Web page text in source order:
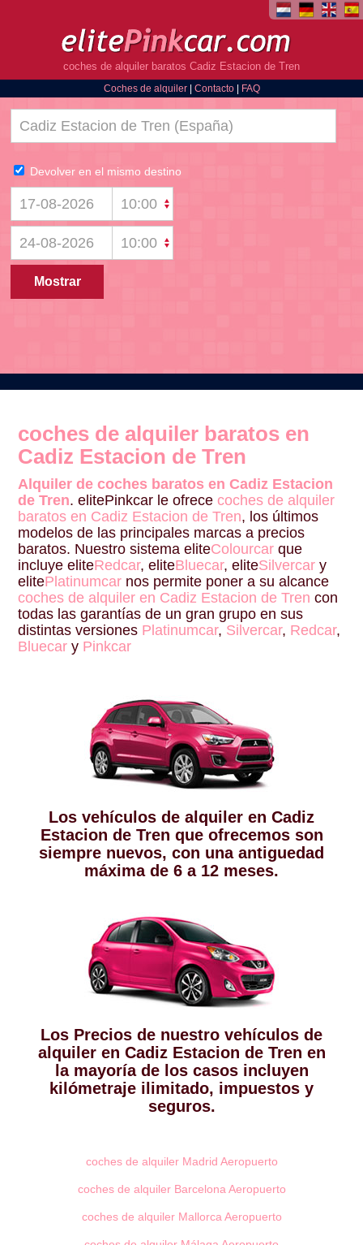
coches de alquiler baratos Cadiz Estacion de Tren
Coches de alquiler| Contacto| FAQ
coches de alquiler baratos en
Cadiz Estacion de Tren
Alquiler de coches baratos en Cadiz Estacion
de Tren. elitePinkcar le ofrececoches de alquiler
baratos en Cadiz Estacion de Tren, los últimos
modelos de las principales marcas a precios
baratos. Nuestro sistema eliteColourcar que
incluye eliteRedcar, eliteBluecar, eliteSilvercar y
elitePlatinumcar nos permite poner a su alcance
coches de alquiler en Cadiz Estacion de Tren con
todas las garantías de un gran grupo en sus
distintas versiones Platinumcar, Silvercar, Redcar,
Bluecar y Pinkcar
Los vehículos de alquiler en Cadiz
Estacion de Tren que ofrecemos son
siempre nuevos, con una antiguedad
máxima de 6 a 12 meses.
Los Precios de nuestro vehículos de
alquiler en Cadiz Estacion de Tren en
la mayoría de los casos incluyen
kilómetraje ilimitado, impuestos y
seguros.
coches de alquiler Madrid Aeropuerto
coches de alquiler Barcelona Aeropuerto
coches de alquiler Mallorca Aeropuerto
Devolver en el mismo destino